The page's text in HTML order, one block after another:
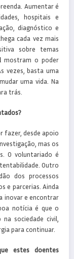
Aumentar é
hospitais e
diagnóstico e
cada vez mais
sobre temas
mostram o poder
vezes, basta uma
uma vida. Na
trás.
fazer, desde apoio
mas os
O voluntariado é
Outro
dos processos
e parcerias. Ainda
inovar e encontrar
notícia é que o
sociedade civil,
para continuar.
estes doentes